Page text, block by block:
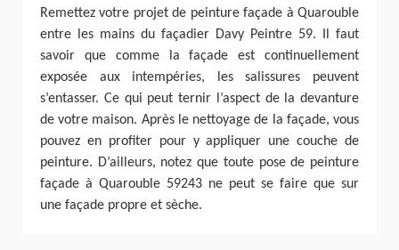
Remettez votre projet de peinture façade à Quarouble
entre les mains du façadier Davy Peintre 59. Il faut
savoir que comme la façade est continuellement
exposée aux intempéries, les salissures peuvent
s’entasser. Ce qui peut ternir l’aspect de la devanture
de votre maison. Après le nettoyage de la façade, vous
pouvez en profiter pour y appliquer une couche de
peinture. D’ailleurs, notez que toute pose de peinture
façade à Quarouble 59243 ne peut se faire que sur
une façade propre et sèche.